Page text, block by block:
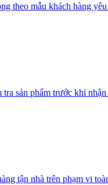
theo mẫu khách hàng yêu
sản phẩm trước khi nhận
tận nhà trên phạm vi